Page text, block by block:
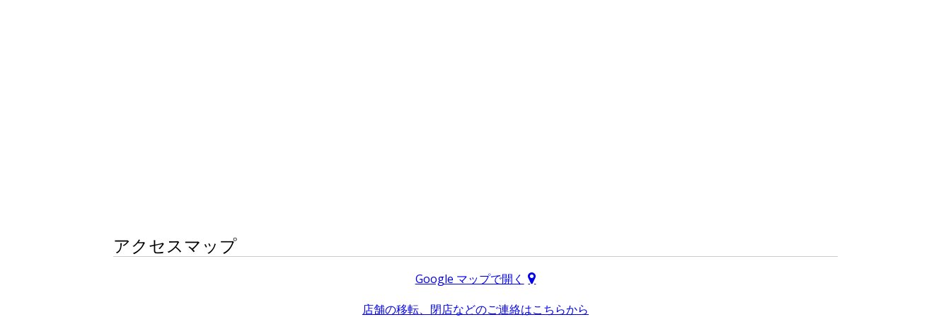
アクセスマップ
Google マップで開く
店舗の移転、閉店などのご連絡はこちらから